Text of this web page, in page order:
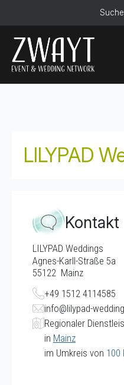
Suche
LILYPAD
Kontakt
LILYPAD Weddings
Agnes-Karll-Straße 5a
55122 Mainz
+49 1512 4114585
info@lilypad-
Regionaler
in Mainz
im Umkreis von 100